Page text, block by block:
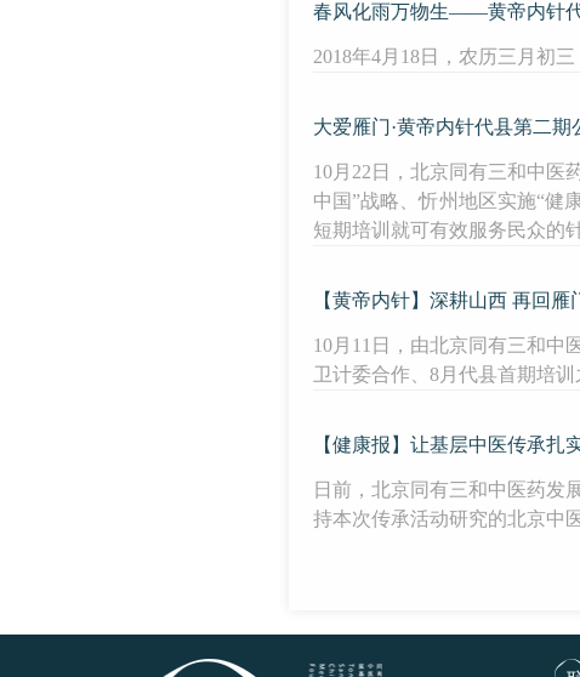
春风化雨万物生——黄帝内针
2018年4月18日，农历三月初
大爱雁门·黄帝内针代县第二
10月22日，北京同有三和中医
中国”战略、忻州地区实施“健
短期培训就可有效服务民众的
【黄帝内针】深耕山西 再回
10月11日，由北京同有三和
卫计委合作、8月代县首期培训
【健康报】让基层中医传承扎
日前，北京同有三和中医药发
持本次传承活动研究的北京中